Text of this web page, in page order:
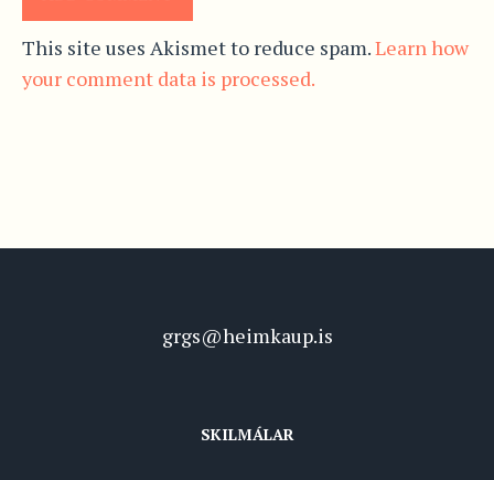
This site uses Akismet to reduce spam.Learn how
your comment data is processed.
grgs@heimkaup.is
SKILMÁLAR